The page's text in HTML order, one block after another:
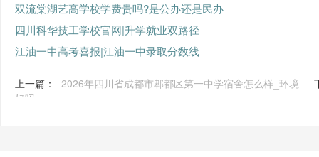
双流棠湖艺高学校学费贵吗?是公办还是民办
四川科华技工学校官网|升学就业双路径
江油一中高考喜报|江油一中录取分数线
上一篇：
2026年四川省成都市郫都区第一中学宿舍怎么样_环境
好吗